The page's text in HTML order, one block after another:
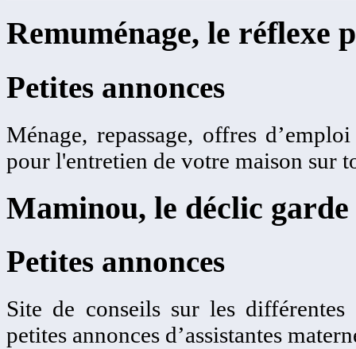
Remuménage, le réflexe
Petites annonces
Ménage, repassage, offres
pour l'entretien de votre maison sur
Maminou, le déclic
Petites annonces
Site de conseils sur les
petites annonces d’assistantes